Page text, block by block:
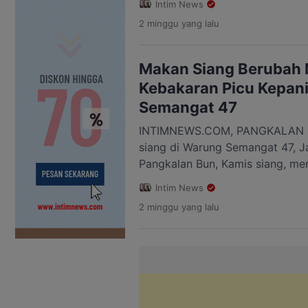
minyak (BBM) ke dalam botol
lilin karena listrik padam.
Kotawaringin Barat, Ujang
Intim News
2 minggu yang lalu
Makan Siang Berubah
Kebakaran Picu
Semangat 47
INTIMNEWS.COM,
siang di Warung Semangat 47,
Pangkalan Bun, Kamis siang,
mencekam. Kebakaran yang
membuat puluhan pelanggan
keluar demi menyelamatkan diri.
Intim News
2 minggu yang lalu